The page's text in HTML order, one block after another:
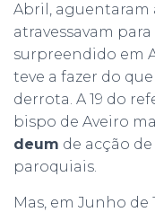
Abril, aguentaram
atravessavam
surpreendido em
teve a fazer do
derrota. A 19 do
bispo de Aveiro
deum de acção
paroquiais.
Mas, em Junho de